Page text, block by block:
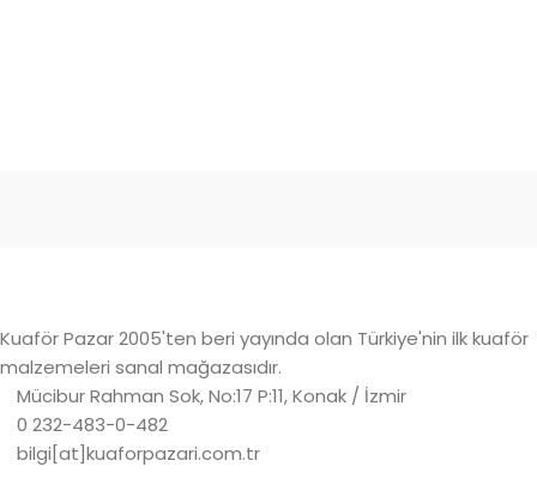
Kuaför Pazar 2005'ten beri yayında olan Türkiye'nin ilk kuaför
malzemeleri sanal mağazasıdır.
Mücibur Rahman Sok, No:17 P:11, Konak / İzmir
0 232-483-0-482
bilgi[at]kuaforpazari.com.tr